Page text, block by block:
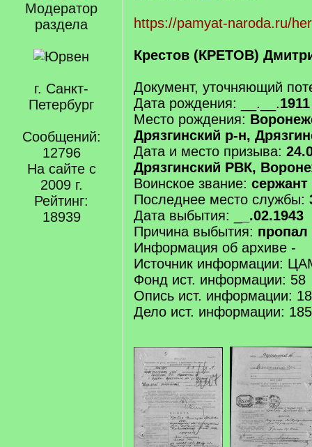
Модератор
раздела
г. Санкт-
Петербург
Сообщений:
12796
На сайте с
2009 г.
Рейтинг:
18939
https://pamyat-naroda.ru/
Крестов (КРЕТОВ)
Документ, уточняющий
Дата рождения: __.__.1911
Место рождения:
Дрязгинский р-н,
Дата и место призыва:
Дрязгинский РВК,
Воинское звание: сержант
Последнее место службы:
Дата выбытия: _
_.02.1943
Причина выбытия: пропал
Информация об архиве -
Источник информации:
Фонд ист. информации: 58
Опись ист. информации:
Дело ист. информации: